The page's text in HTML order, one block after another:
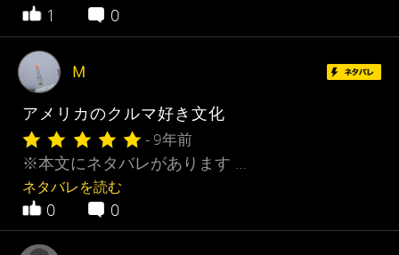
1 0
M
アメリカのクルマ好き文化
- 9年前
※本文にネタバレがあります …
ネタバレを読む
0 0